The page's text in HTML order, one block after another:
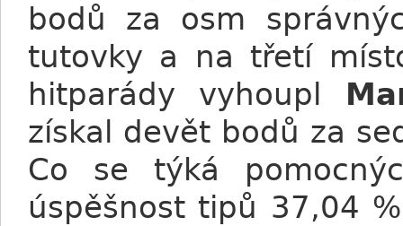
bodů za osm
tutovky a na třetí
hitparády vyhoupl
získal devět bodů za
Co se týká
úspěšnost tipů 37,04